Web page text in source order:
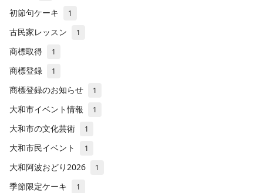
初節句ケーキ 1
古民家レッスン 1
商標取得 1
商標登録 1
商標登録のお知らせ 1
大和市イベント情報 1
大和市の文化芸術 1
大和市民イベント 1
大和阿波おどり2026 1
季節限定ケーキ 1